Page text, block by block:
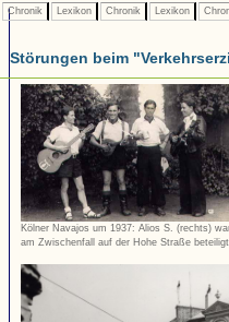
Chronik Lexikon Chronik Lexikon
Störungen beim
Kölner Navajos um 1937: Alios S. (rechts)
am Zwischenfall auf der Hohe Straße